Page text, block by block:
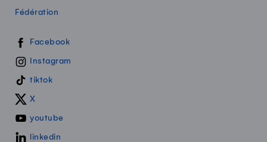
Fédération
Swissmilk sur les réseaux sociaux
Facebook
Instagram
tiktok
X
youtube
linkedin